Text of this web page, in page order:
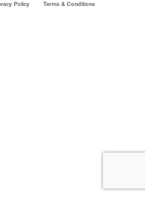
Policy Terms & Conditions